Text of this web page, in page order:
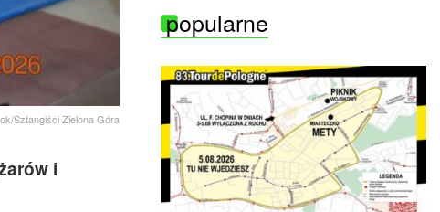
Sztangiści Zielona Góra
i
popularne